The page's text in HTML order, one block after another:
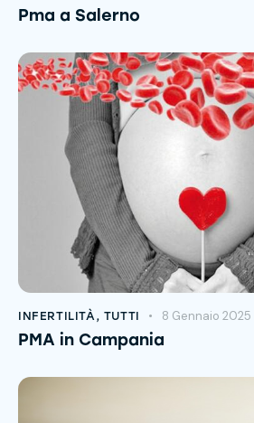
Pma a Salerno
INFERTILITÀ, TUTTI 8 Gennaio 2025
PMA in Campania